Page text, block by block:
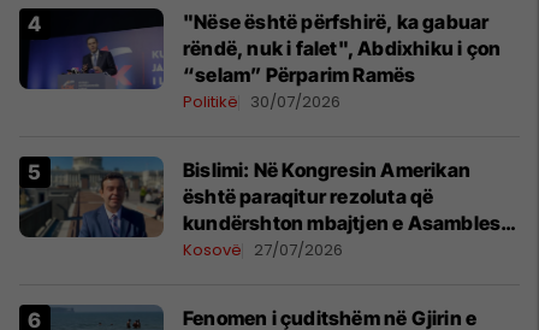
"Nëse është përfshirë, ka gabuar
rëndë, nuk i falet", Abdixhiku i çon
“selam” Përparim Ramës
Politikë 30/07/2026
Bislimi: Në Kongresin Amerikan
është paraqitur rezoluta që
kundërshton mbajtjen e Asamblesë
Parlamentare të OSBE-së në
Kosovë 27/07/2026
Fenomen i çuditshëm në Gjirin e